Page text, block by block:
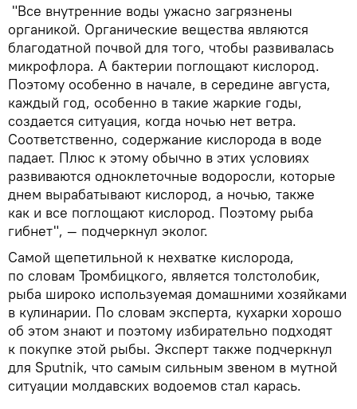
"Все внутренние воды ужасно загрязнены
органикой. Органические вещества являются
благодатной почвой для того, чтобы развивалась
микрофлора. А бактерии поглощают кислород.
Поэтому особенно в начале, в середине августа,
каждый год, особенно в такие жаркие годы,
создается ситуация, когда ночью нет ветра.
Соответственно, содержание кислорода в воде
падает. Плюс к этому обычно в этих условиях
развиваются одноклеточные водоросли, которые
днем вырабатывают кислород, а ночью, также
как и все поглощают кислород. Поэтому рыба
гибнет", — подчеркнул эколог.
Самой щепетильной к нехватке кислорода,
по словам Тромбицкого, является толстолобик,
рыба широко используемая домашними хозяйками
в кулинарии. По словам эксперта, кухарки хорошо
об этом знают и поэтому избирательно подходят
к покупке этой рыбы. Эксперт также подчеркнул
для Sputnik, что самым сильным звеном в мутной
ситуации молдавских водоемов стал карась.